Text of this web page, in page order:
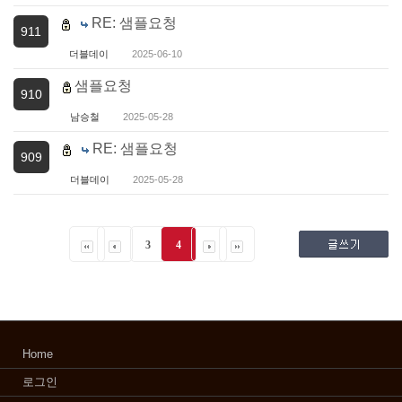
911
RE: 샘플요청
더블데이 2025-06-10
910
샘플요청
남승철 2025-05-28
909
RE: 샘플요청
더블데이 2025-05-28
3 4
Home
로그인